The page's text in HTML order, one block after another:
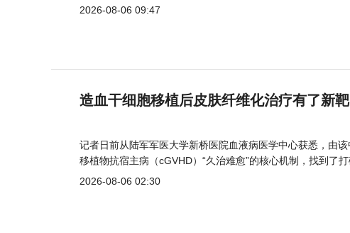
2026-08-06 09:47
造血干细胞移植后皮肤纤维化治疗有了新
记者日前从陆军军医大学新桥医院血液病医学中心获悉，由
移植物抗宿主病（cGVHD）“久治难愈”的核心机制，找到了打
2026-08-06 02:30